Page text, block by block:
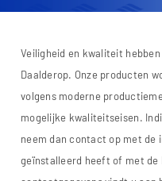
Veiligheid en kwaliteit
Daalderop. Onze producten
volgens moderne
mogelijke kwaliteitseisen.
neem dan contact op met
geïnstalleerd heeft of met de